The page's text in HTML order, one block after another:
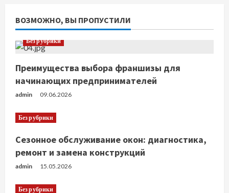
ВОЗМОЖНО, ВЫ ПРОПУСТИЛИ
Без рубрики
Преимущества выбора франшизы для
начинающих предпринимателей
admin 09.06.2026
Без рубрики
Сезонное обслуживание окон: диагностика,
ремонт и замена конструкций
admin 15.05.2026
Без рубрики